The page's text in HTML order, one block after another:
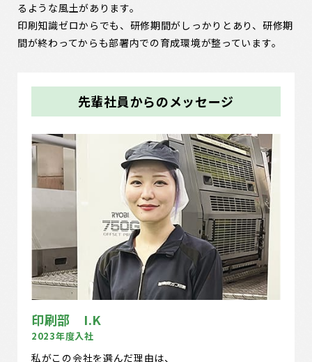
るような風土があります。
印刷知識ゼロからでも、研修期間がしっかりとあり、研修期
間が終わってからも部署内での育成環境が整っています。
先輩社員からのメッセージ
印刷部 I.K
2023年度入社
私がこの会社を選んだ理由は、